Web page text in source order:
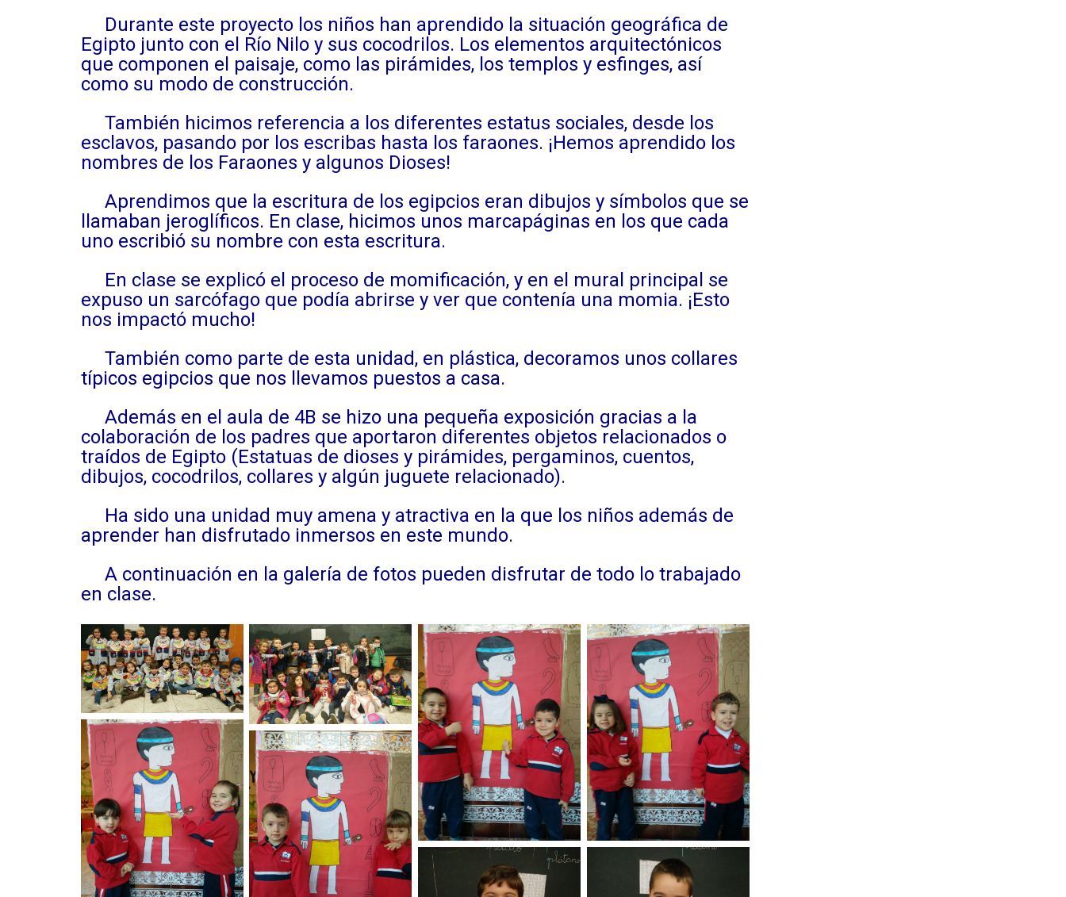
Durante este proyecto los niños han aprendido la situación geográfica de
Egipto junto con el Río Nilo y sus cocodrilos. Los elementos arquitectónicos
que componen el paisaje, como las pirámides, los templos y esfinges, así
como su modo de construcción.
También hicimos referencia a los diferentes estatus sociales, desde los
esclavos, pasando por los escribas hasta los faraones. ¡Hemos aprendido los
nombres de los Faraones y algunos Dioses!
Aprendimos que la escritura de los egipcios eran dibujos y símbolos que se
llamaban jeroglíficos. En clase, hicimos unos marcapáginas en los que cada
uno escribió su nombre con esta escritura.
En clase se explicó el proceso de momificación, y en el mural principal se
expuso un sarcófago que podía abrirse y ver que contenía una momia. ¡Esto
nos impactó mucho!
También como parte de esta unidad, en plástica, decoramos unos collares
típicos egipcios que nos llevamos puestos a casa.
Además en el aula de 4B se hizo una pequeña exposición gracias a la
colaboración de los padres que aportaron diferentes objetos relacionados o
traídos de Egipto (Estatuas de dioses y pirámides, pergaminos, cuentos,
dibujos, cocodrilos, collares y algún juguete relacionado).
Ha sido una unidad muy amena y atractiva en la que los niños además de
aprender han disfrutado inmersos en este mundo.
A continuación en la galería de fotos pueden disfrutar de todo lo trabajado
en clase.